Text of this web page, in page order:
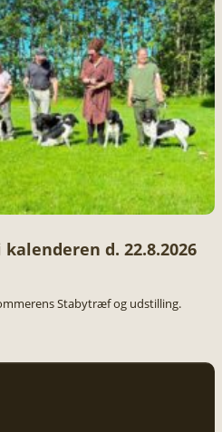
d. 22.8.2026
Stabytræf og udstilling.